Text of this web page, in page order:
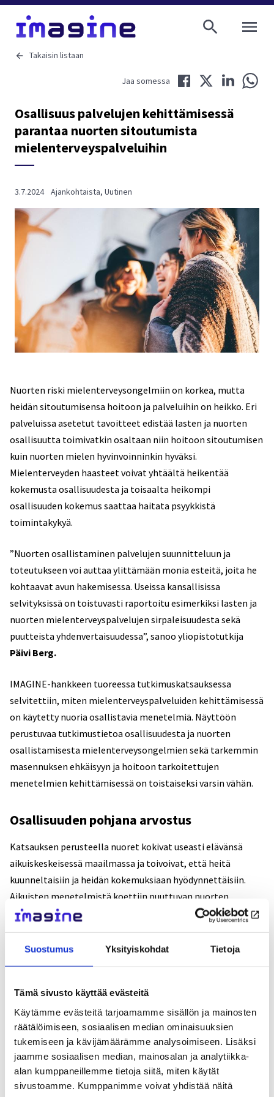
Suostumus Yksityiskohdat Tietoja
Tämä sivusto käyttää evästeitä
Käytämme evästeitä tarjoamamme sisällön ja mainosten
räätälöimiseen, sosiaalisen median ominaisuuksien
tukemiseen ja kävijämäärämme analysoimiseen. Lisäksi
jaamme sosiaalisen median, mainosalan ja analytiikka-
alan kumppaneillemme tietoja siitä, miten käytät
sivustoamme. Kumppanimme voivat yhdistää näitä
Takaisin listaan
Jaa somessa
Jaa Twitterissä
Jaa
Osallisuus palvelujen kehittämisessä
parantaa nuorten sitoutumista
mielenterveyspalveluihin
3.7.2024 Ajankohtaista, Uutinen
Nuorten riski mielenterveysongelmiin on korkea, mutta
heidän sitoutumisensa hoitoon ja palveluihin on heikko. Eri
palveluissa asetetut tavoitteet edistää lasten ja nuorten
osallisuutta toimivatkin osaltaan niin hoitoon sitoutumisen
kuin nuorten mielen hyvinvoinninkin hyväksi.
Mielenterveyden haasteet voivat yhtäältä heikentää
kokemusta osallisuudesta ja toisaalta heikompi
osallisuuden kokemus saattaa haitata psyykkistä
toimintakykyä.
”Nuorten osallistaminen palvelujen suunnitteluun ja
toteutukseen voi auttaa ylittämään monia esteitä, joita he
kohtaavat avun hakemisessa. Useissa kansallisissa
selvityksissä on toistuvasti raportoitu esimerkiksi lasten ja
nuorten mielenterveyspalvelujen sirpaleisuudesta sekä
puutteista yhdenvertaisuudessa”, sanoo yliopistotutkija
Päivi Berg.
IMAGINE-hankkeen tuoreessa tutkimuskatsauksessa
selvitettiin, miten mielenterveyspalveluiden kehittämisessä
on käytetty nuoria osallistavia menetelmiä. Näyttöön
perustuvaa tutkimustietoa osallisuudesta ja nuorten
osallistamisesta mielenterveysongelmien sekä tarkemmin
masennuksen ehkäisyyn ja hoitoon tarkoitettujen
menetelmien kehittämisessä on toistaiseksi varsin vähän.
Osallisuuden pohjana arvostus
Katsauksen perusteella nuoret kokivat useasti elävänsä
aikuiskeskeisessä maailmassa ja toivoivat, että heitä
kuunneltaisiin ja heidän kokemuksiaan hyödynnettäisiin.
Aikuisten menetelmistä koettiin puuttuvan nuorten
näkökulma, arvostus ja ymmärrys sekä taito esittää asioita
pyrittäessä nuoria kuullaan pääosin aikuisten ehdoilla tai he
”Osallisuus voi olla alkuun haastavaa, jos sitoutuminen
yhteisöön on vaikeaa tai nuorten arvostus tuntuu
vähäiseltä”, Berg toteaa.
”Nuoret olivat helpottuneita, kun heitä kuunneltiin ja he
tulivat ymmärretyksi, sekä tyytyväisiä siitä, ettei heidän
ideoitaan tai ajatuksiaan sivuutettu, vaan vuorovaikutus oli